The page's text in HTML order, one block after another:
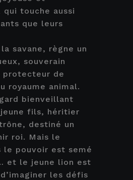
touche aussi
que leurs
savane, règne un
souverain
de
royaume animal.
bienveillant
fils, héritier
destiné un
roi. Mais le
le pouvoir est semé
et le jeune lion est
les défis